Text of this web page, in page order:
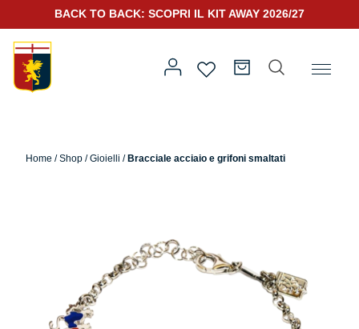
Rappresentanza
Kit Gara 25/26
BACK TO BACK: SCOPRI IL KIT AWAY 2026/27
smaltati
Home /Shop /Gioielli / Bracciale acciaio e grifoni smaltati